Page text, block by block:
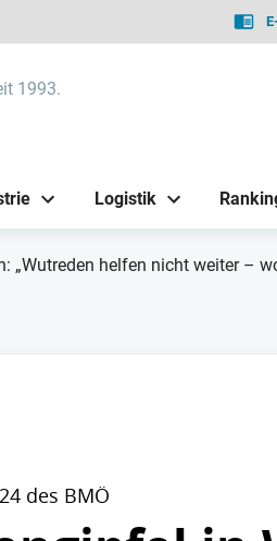
1993.
Logistik
„Wutreden helfen nicht weiter –
des BMÖ